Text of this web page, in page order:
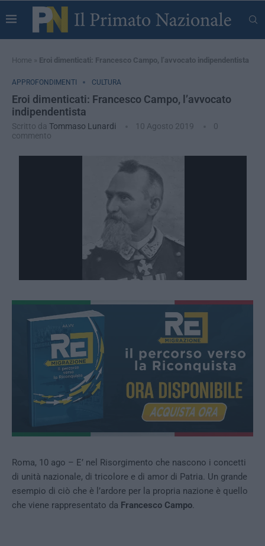
Home » Eroi dimenticati: Francesco Campo, l’avvocato indipendentista
APPROFONDIMENTI CULTURA
Eroi dimenticati: Francesco Campo, l’avvocato
indipendentista
Scritto da Tommaso Lunardi 10 Agosto 2019
0
commento
Roma, 10 ago – E’ nel Risorgimento che nascono i concetti
di unità nazionale, di tricolore e di amor di Patria. Un grande
esempio di ciò che è l’ardore per la propria nazione è quello
che viene rappresentato da Francesco Campo.